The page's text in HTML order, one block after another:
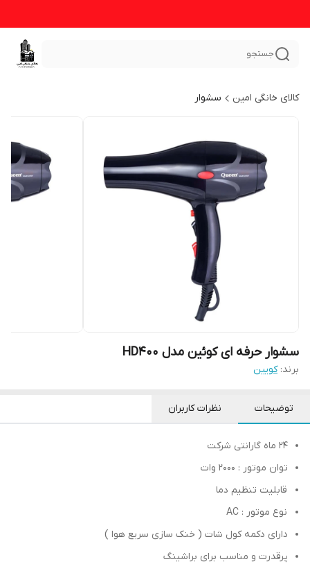
جستجو
کالای خانگی امین سشوار
سشوار حرفه‌ ای کوئین مدل HD400
برند: کویین
توضیحات نظرات کاربران
24 ماه گارانتی شرکت
توان موتور : 2000 وات
قابلیت تنظیم دما
نوع موتور : AC
دارای دکمه کول شات ‏( خنک سازی سریع هوا‏ )‏
پرقدرت و مناسب برای براشینگ